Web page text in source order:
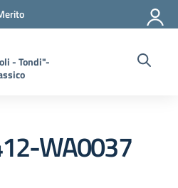
- Tondi"-
WA0037